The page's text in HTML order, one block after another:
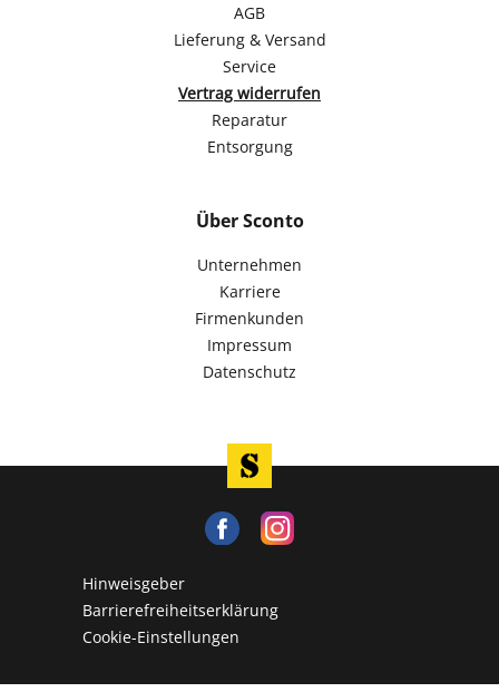
AGB
Lieferung & Versand
Service
Vertrag widerrufen
Reparatur
Entsorgung
Über Sconto
Unternehmen
Karriere
Firmenkunden
Impressum
Datenschutz
Hinweisgeber
Barrierefreiheitserklärung
Cookie-Einstellungen